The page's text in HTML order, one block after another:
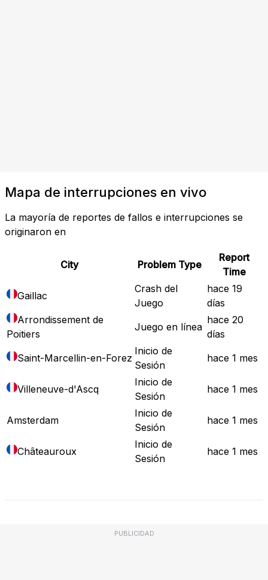
Mapa de interrupciones en vivo
La mayoría de reportes de fallos e interrupciones se
originaron en
City Problem Type
Report
Time
Gaillac
Crash del
Juego
hace 19
días
Arrondissement de
Poitiers
Juego en línea
hace 20
días
Saint-Marcellin-en-Forez
Inicio de
Sesión
hace 1 mes
Villeneuve-d'Ascq
Inicio de
Sesión
hace 1 mes
Amsterdam
Inicio de
Sesión
hace 1 mes
Châteauroux
Inicio de
Sesión
hace 1 mes
PUBLICIDAD